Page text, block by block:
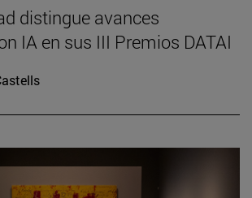
distingue avances
IA en sus III Premios DATAI